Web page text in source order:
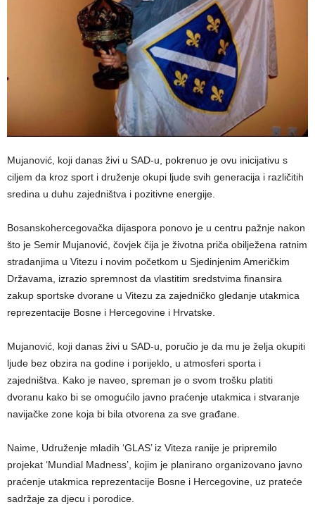
Mujanović, koji danas živi u SAD-u, pokrenuo je ovu inicijativu s
ciljem da kroz sport i druženje okupi ljude svih generacija i različitih
sredina u duhu zajedništva i pozitivne energije.
Bosanskohercegovačka dijaspora ponovo je u centru pažnje nakon
što je Semir Mujanović, čovjek čija je životna priča obilježena ratnim
stradanjima u Vitezu i novim početkom u Sjedinjenim Američkim
Državama, izrazio spremnost da vlastitim sredstvima finansira
zakup sportske dvorane u Vitezu za zajedničko gledanje utakmica
reprezentacije Bosne i Hercegovine i Hrvatske.
Mujanović, koji danas živi u SAD-u, poručio je da mu je želja okupiti
ljude bez obzira na godine i porijeklo, u atmosferi sporta i
zajedništva. Kako je naveo, spreman je o svom trošku platiti
dvoranu kako bi se omogućilo javno praćenje utakmica i stvaranje
navijačke zone koja bi bila otvorena za sve građane.
Naime, Udruženje mladih ‘GLAS’ iz Viteza ranije je pripremilo
projekat ‘Mundial Madness’, kojim je planirano organizovano javno
praćenje utakmica reprezentacije Bosne i Hercegovine, uz prateće
sadržaje za djecu i porodice.